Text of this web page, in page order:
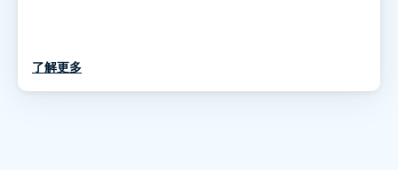
了解更多